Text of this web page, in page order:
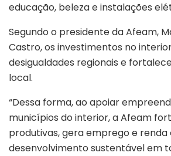
educação, beleza e instalações
Segundo o presidente da Afeam,
Castro, os investimentos no
desigualdades regionais e
local.
“Dessa forma, ao apoiar
municípios do interior, a Afeam
produtivas, gera emprego e renda
desenvolvimento sustentável em